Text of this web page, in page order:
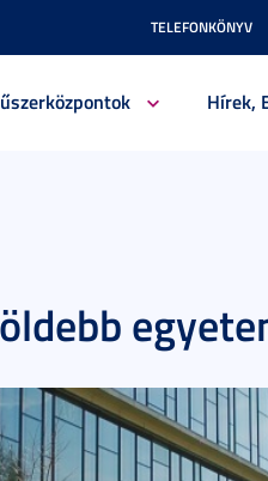
TELEFONKÖNYV
Hírek,